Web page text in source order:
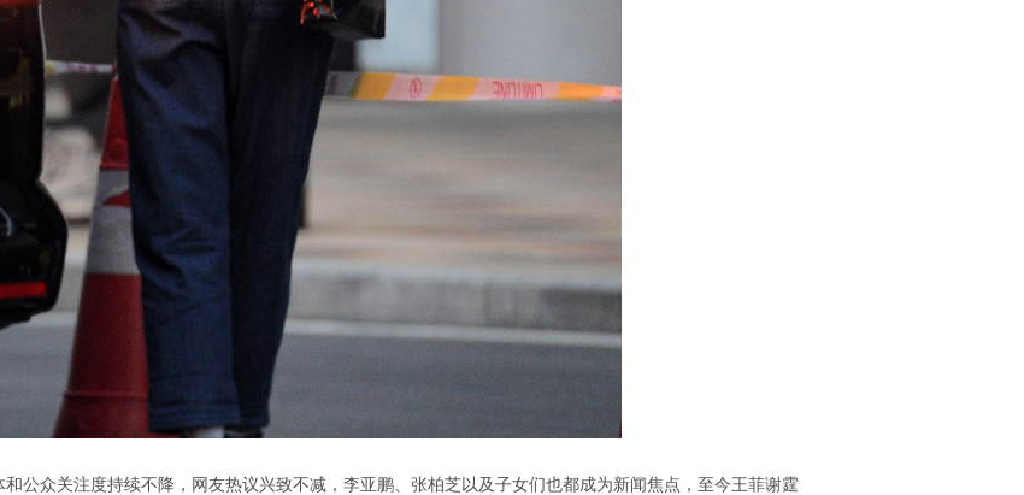
公众关注度持续不降，网友热议兴致不减，李亚鹏、张柏芝以及子女们也都成为新闻焦点，至今王菲谢霆